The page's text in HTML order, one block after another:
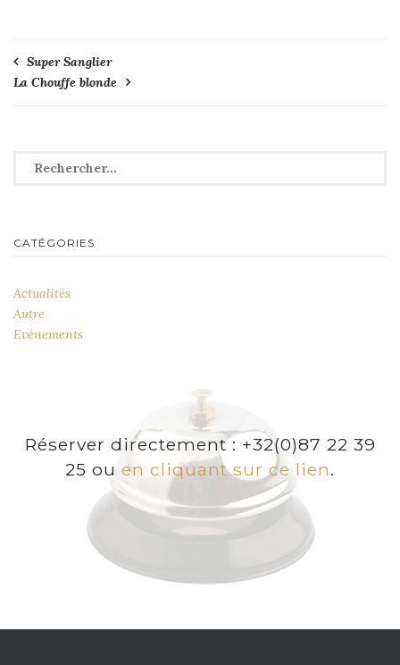
Navigation
de
Super Sanglier
La Chouffe blonde
Rechercher :
CATÉGORIES
Actualités
Autre
Evénements
Réserver directement : +32(0)87 22 39
25 ou en cliquant sur ce lien.